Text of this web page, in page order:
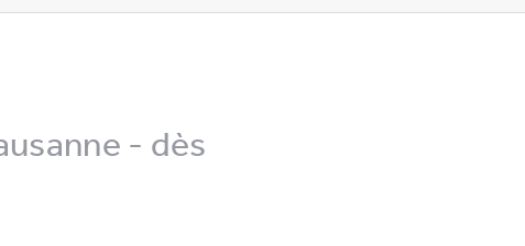
- dès